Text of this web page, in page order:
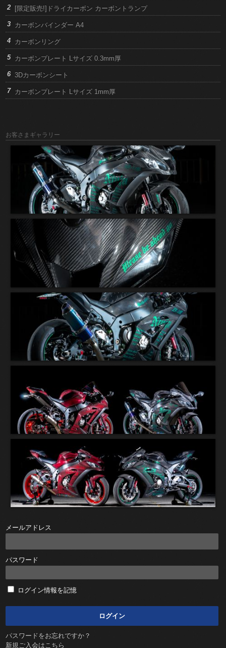
[限定販売!]ドライカーボン カーボントランプ
カーボンバインダー A4
カーボンリング
カーボンプレート Lサイズ 0.3mm厚
3Dカーボンシート
カーボンプレート Lサイズ 1mm厚
お客さまギャラリー
メールアドレス
パスワード
ログイン情報を記憶
パスワードをお忘れですか？
新規ご入会はこちら